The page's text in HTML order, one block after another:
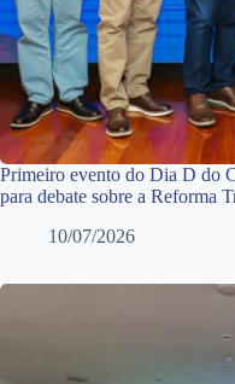
Primeiro evento do Dia D do
para debate sobre a Reforma
10/07/2026